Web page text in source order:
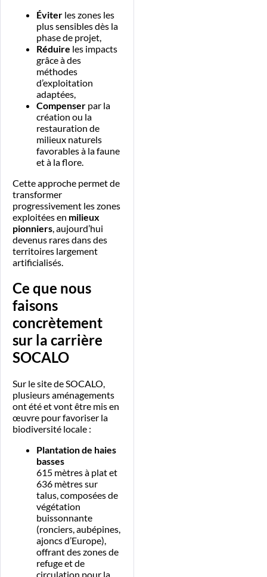
Éviter les zones les
plus sensibles dès la
phase de projet,
Réduire les impacts
grâce à des
méthodes
d’exploitation
adaptées,
Compenser par la
création ou la
restauration de
milieux naturels
favorables à la faune
et à la flore.
Cette approche permet de
transformer
progressivement les zones
exploitées en milieux
pionniers , aujourd’hui
devenus rares dans des
territoires largement
artificialisés.
Ce que nous
faisons
concrètement
sur la carrière
SOCALO
Sur le site de SOCALO,
plusieurs aménagements
ont été et vont être mis en
œuvre pour favoriser la
biodiversité locale :
Plantation de haies
basses
615 mètres à plat et
636 mètres sur
talus, composées de
végétation
buissonnante
(ronciers, aubépines,
ajoncs d’Europe),
offrant des zones de
refuge et de
circulation pour la